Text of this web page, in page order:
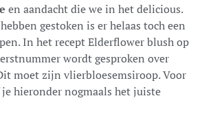
en aandacht die we in het delicious.
gestoken is er helaas toch een
In het recept Elderflower blush op
wordt gesproken over
moet zijn vlierbloesemsiroop. Voor
hieronder nogmaals het juiste